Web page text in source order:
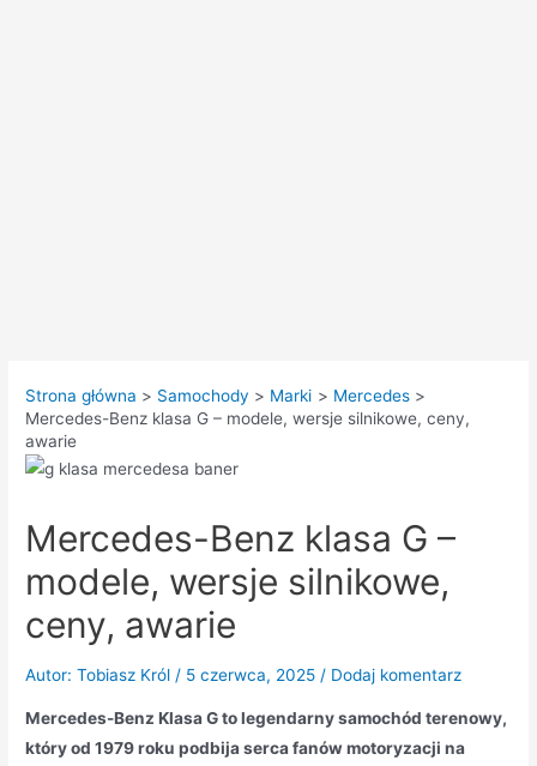
Strona główna Samochody Marki
Mercedes
Mercedes-Benz klasa G – modele, wersje silnikowe, ceny,
awarie
Mercedes-Benz klasa G –
modele, wersje silnikowe,
ceny, awarie
Autor: Tobiasz Król / 5 czerwca, 2025 / Dodaj komentarz
Mercedes-Benz Klasa G to legendarny samochód terenowy,
który od 1979 roku podbija serca fanów motoryzacji na